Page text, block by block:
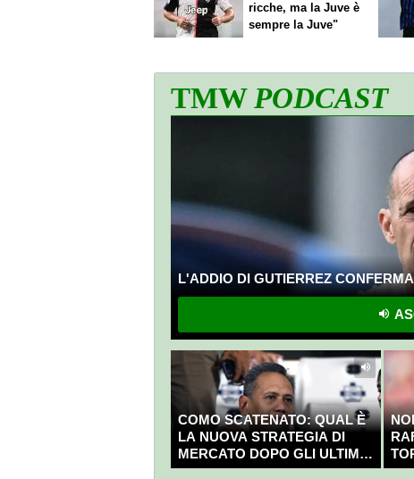
ricche, ma la Juve è
sempre la Juve"
TMWPODCAST
L'ADDIO DI GUTIERREZ
COMO SCATENATO: QUAL È
LA NUOVA STRATEGIA DI
MERCATO DOPO GLI ULTIMI
COLPI?